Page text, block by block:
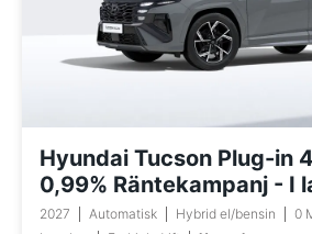
Hyundai Tucson Plug-in
0,99% Räntekampanj - I
2027 Automatisk Hybrid el/bensin 0